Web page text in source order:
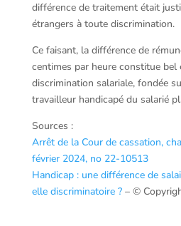
différence de traitement était
étrangers à toute discrimination.
Ce faisant, la différence de
centimes par heure constitue bel
discrimination salariale, fondée
travailleur handicapé du salarié
Sources :
Arrêt de la Cour de cassation,
février 2024, no 22-10513
Handicap : une différence de
elle discriminatoire ? – ©